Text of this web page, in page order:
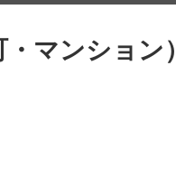
マンション）